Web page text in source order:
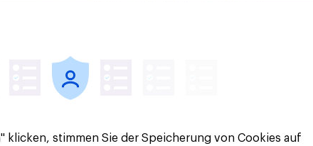
klicken, stimmen Sie der Speicherung von Cookies auf